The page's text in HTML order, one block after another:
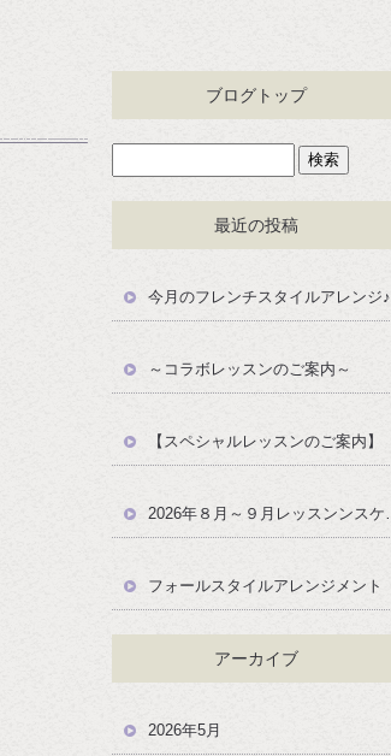
ブログトップ
最近の投稿
今月のフレンチスタイルアレンジ♪
～コラボレッスンのご案内～
【スペシャルレッスンのご案内】
フォールスタイルアレンジメント
アーカイブ
2026年5月